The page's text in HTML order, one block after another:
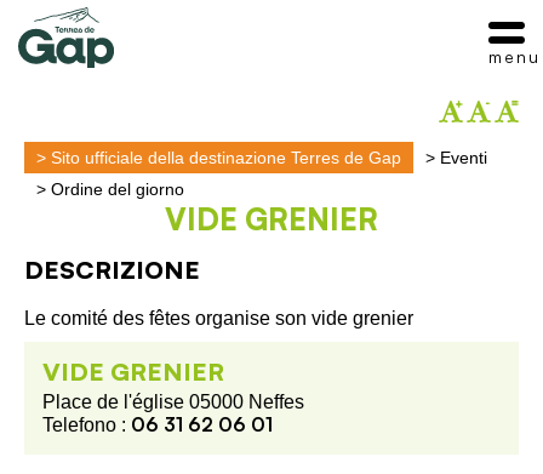
> Sito ufficiale della destinazione Terres de Gap > Eventi
> Ordine del giorno
VIDE GRENIER
DESCRIZIONE
Le comité des fêtes organise son vide grenier
VIDE GRENIER
Place de l'église 05000 Neffes
Telefono : 06 31 62 06 01
menu